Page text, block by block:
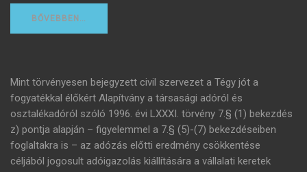
BŐVEBBEN…
Mint törvényesen bejegyzett civil szervezet a Tégy jót a
fogyatékkal élőkért Alapítvány a társasági adóról és
osztalékadóról szóló 1996. évi LXXXI. törvény 7.§ (1) bekezdés
z) pontja alapján – figyelemmel a 7.§ (5)-(7) bekezdéseiben
foglaltakra is – az adózás előtti eredmény csökkentése
céljából jogosult adóigazolás kiállítására a vállalati keretek